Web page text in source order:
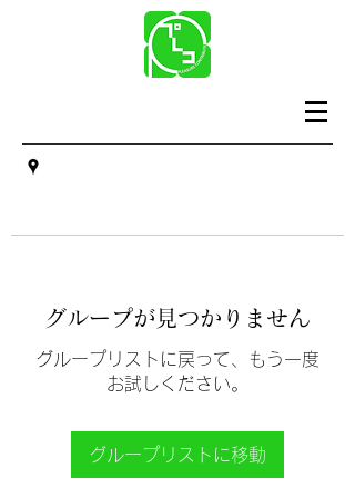
グループが見つかりません
グループリストに戻って、もう一度
お試しください。
グループリストに移動